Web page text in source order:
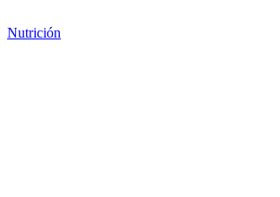
Nutrición